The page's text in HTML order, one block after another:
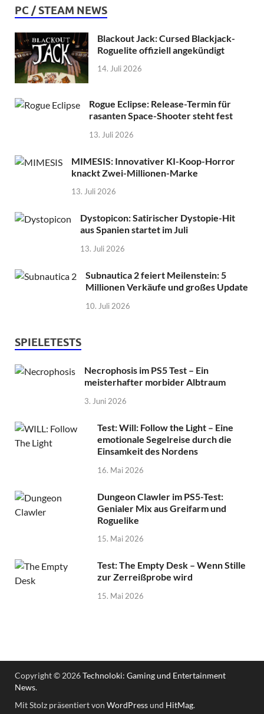
PC / STEAM NEWS
Blackout Jack: Cursed Blackjack-
Roguelite offiziell angekündigt
14. Juli 2026
Rogue Eclipse: Release-Termin für
rasanten Space-Shooter steht fest
13. Juli 2026
MIMESIS: Innovativer KI-Koop-Horror
knackt Zwei-Millionen-Marke
13. Juli 2026
Dystopicon: Satirischer Dystopie-Hit
aus Spanien startet im Juli
13. Juli 2026
Subnautica 2 feiert Meilenstein: 5
Millionen Verkäufe und großes Update
10. Juli 2026
SPIELETESTS
Necrophosis im PS5 Test – Ein
meisterhafter morbider Albtraum
3. Juni 2026
Test: Will: Follow the Light – Eine
emotionale Segelreise durch die
Einsamkeit des Nordens
16. Mai 2026
Dungeon Clawler im PS5-Test:
Genialer Mix aus Greifarm und
Roguelike
15. Mai 2026
Test: The Empty Desk – Wenn Stille
zur Zerreißprobe wird
15. Mai 2026
Copyright © 2026Technoloki: Gaming und Entertainment
News.
Mit Stolz präsentiert von WordPressund HitMag.